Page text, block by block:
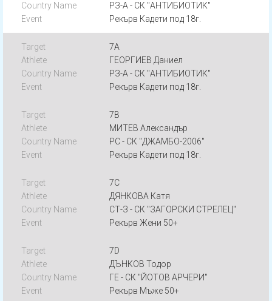
РЗ-А - СК "АНТИБИОТИК"
Рекърв Кадети под 18г.
7A
ГЕОРГИЕВ Даниел
РЗ-А - СК "АНТИБИОТИК"
Рекърв Кадети под 18г.
7B
МИТЕВ Александър
РС - СК "ДЖАМБО-2006"
Рекърв Кадети под 18г.
7C
ДЯНКОВА Катя
СТ-З - СК "ЗАГОРСКИ СТРЕЛЕЦ"
Рекърв Жени 50+
7D
ДЪНКОВ Тодор
ГЕ - СК "ЙОТОВ АРЧЕРИ"
Рекърв Мъже 50+